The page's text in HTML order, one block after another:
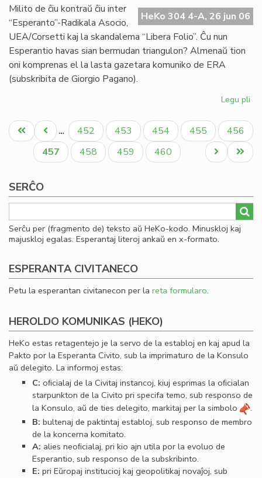
HeKo 304 4-A, 26 jun 06
Milito de ĉiu kontraŭ ĉiu inter
“Esperanto”-Radikala Asocio,
UEA/Corsetti kaj la skandalema “Libera Folio”. Ĉu nun
Esperantio havas sian bermudan triangulon? Almenaŭ tion
oni komprenas el la lasta gazetara komuniko de ERA
(subskribita de Giorgio Pagano).
Legu pli
en
Pagination
Unua
paĝo
Antaŭa
paĝo
… Paĝo
452 Paĝo
453 Paĝo
454 Paĝo
455 Paĝo
456
Aktuala
paĝo
457 Paĝo
458 Paĝo
459 Paĝo
460
Last
page
Next
page
SERĈO
Serĉu per (fragmento de) teksto aŭ HeKo-kodo. Minuskloj kaj
majuskloj egalas. Esperantaj literoj ankaŭ en x-formato.
ESPERANTA CIVITANECO
Petu la esperantan civitanecon per la reta formularo.
HEROLDO KOMUNIKAS (HEKO)
HeKo estas retagentejo je la servo de la establoj en kaj apud la
Pakto por la Esperanta Civito, sub la imprimaturo de la Konsulo
aŭ delegito. La informoj estas:
C: oﬁcialaj de la Civitaj instancoj, kiuj esprimas la oﬁcialan
starpunkton de la Civito pri specifa temo, sub responso de
la Konsulo, aŭ de ties delegito, markitaj per la simbolo
.
B: bultenaj de paktintaj establoj, sub responso de membro
de la koncerna komitato.
A: alies neoﬁcialaj, pri kio ajn utila por la evoluo de
Esperantio, sub responso de la subskribinto.
E: pri Eŭropaj institucioj kaj geopolitikaj novaĵoj, sub